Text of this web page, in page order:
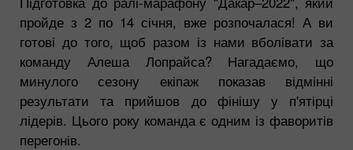
пройде з 2 по 14 січня, вже розпочалася! А ви
готові до того, щоб разом із нами вболівати за
команду Алеша Лопрайса? Нагадаємо, що
минулого сезону екіпаж показав відмінні
результати та прийшов до фінішу у п'ятірці
лідерів. Цього року команда є одним із фаворитів
перегонів.